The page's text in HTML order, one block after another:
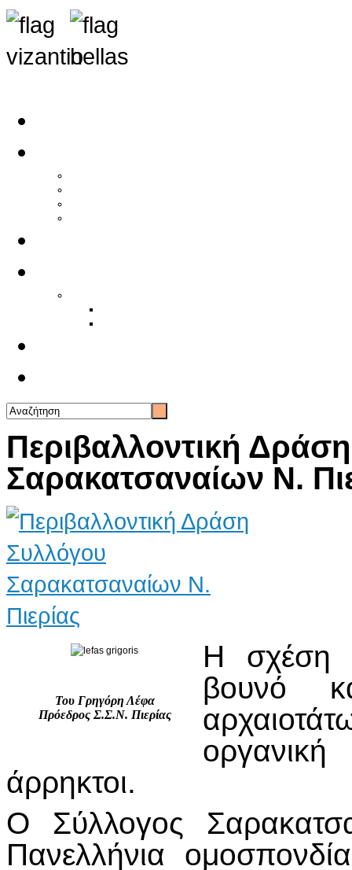
Περιβαλλοντική
Σαρακατσαναίων Ν.
Του Γρηγόρη Λέφα
Πρόεδρος Σ.Σ.Ν. Πιερίας
Η σχέση
βουνό
άρρηκτοι.
Ο Σύλλογος
Πανελλήνια